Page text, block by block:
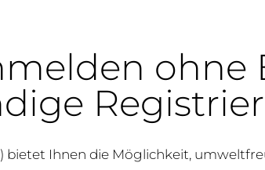
ohne
bietet Ihnen die Möglichkeit,